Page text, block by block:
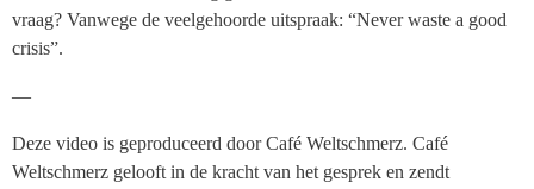
vraag? Vanwege de veelgehoorde uitspraak: “Never waste a good
crisis”.
—
Deze video is geproduceerd door Café Weltschmerz. Café
Weltschmerz gelooft in de kracht van het gesprek en zendt